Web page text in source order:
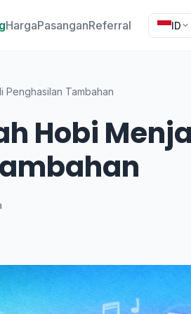
HargaPasanganReferral ID
Penghasilan Tambahan
Hobi